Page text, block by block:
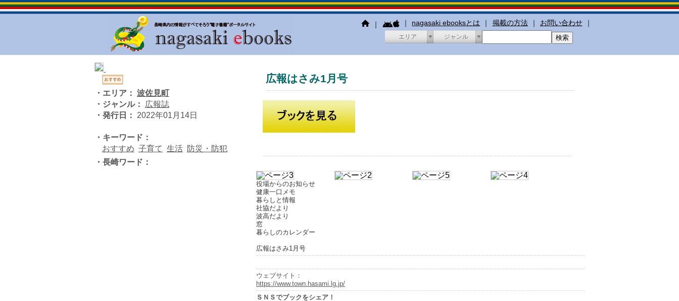
｜ ｜ nagasaki ebooksとは ｜ 掲載の方法 ｜ お問い合わせ ｜
エリア ジャンル
広報はさみ1月号
・エリア： 波佐見町
・ジャンル：
広報誌
・発行日：
2022年01月14日
・キーワード：
おすすめ 子育て 生活 防災・防犯
・長崎ワード：
役場からのお知らせ
健康一口メモ
暮らしと情報
社協だより
波高だより
窓
暮らしのカレンダー
広報はさみ1月号
ウェブサイト：
https://www.town.hasami.lg.jp/
ＳＮＳでブックをシェア！